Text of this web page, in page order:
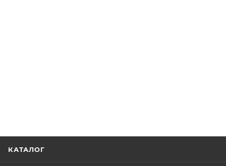
КАТАЛОГ